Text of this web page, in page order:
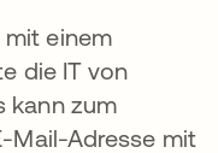
mit einem
die IT von
kann zum
Mail-Adresse mit